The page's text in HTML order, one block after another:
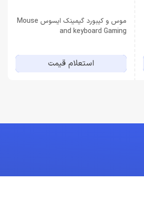
موس و کیبورد گیمینک ایسوس Mouse
and keyboard Gaming
استعلام قیمت